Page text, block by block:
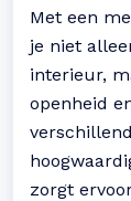
Met een
je niet
interieur,
openheid
zorgt